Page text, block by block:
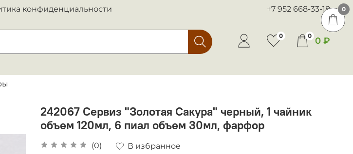
конфиденциальности +7 952 668-33-18
0 0 0 ₽
242067 Сервиз "Золотая Сакура" черный, 1 чайник
объем 120мл, 6 пиал объем 30мл, фарфор
(0) В избранное
0